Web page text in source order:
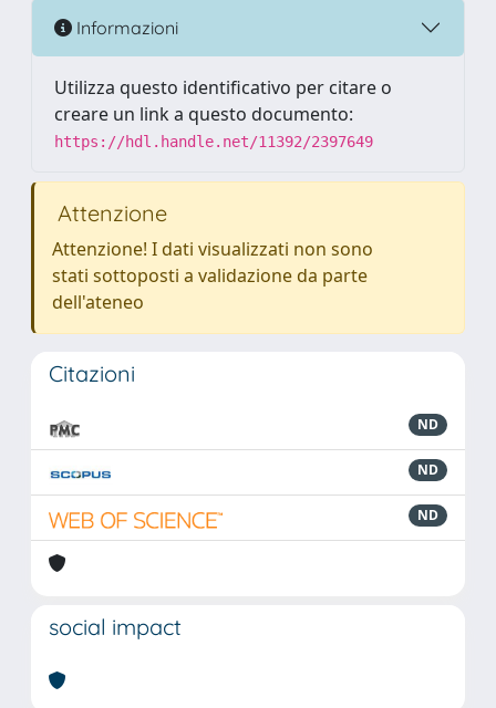
Informazioni
Utilizza questo identificativo per citare o
creare un link a questo documento:
https://hdl.handle.net/11392/2397649
Attenzione
Attenzione! I dati visualizzati non sono
stati sottoposti a validazione da parte
dell'ateneo
Citazioni
ND
ND
ND
social impact